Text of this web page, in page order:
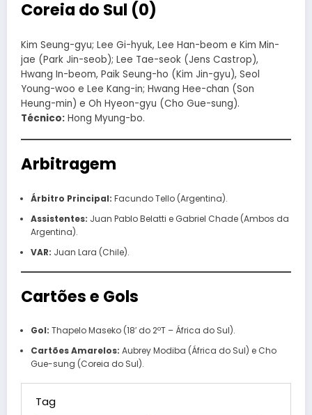
Coreia do Sul (0)
Kim Seung-gyu; Lee Gi-hyuk, Lee Han-beom e Kim Min-
jae (Park Jin-seob); Lee Tae-seok (Jens Castrop),
Hwang In-beom, Paik Seung-ho (Kim Jin-gyu), Seol
Young-woo e Lee Kang-in; Hwang Hee-chan (Son
Heung-min) e Oh Hyeon-gyu (Cho Gue-sung).
Técnico: Hong Myung-bo.
Arbitragem
Árbitro Principal: Facundo Tello (Argentina).
Assistentes: Juan Pablo Belatti e Gabriel Chade (Ambos da
Argentina).
VAR: Juan Lara (Chile).
Cartões e Gols
Gol: Thapelo Maseko (18′ do 2ºT – África do Sul).
Cartões Amarelos: Aubrey Modiba (África do Sul) e Cho
Gue-sung (Coreia do Sul).
Tag